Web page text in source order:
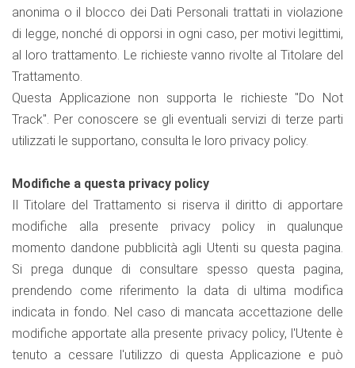
anonima o il blocco dei Dati Personali trattati in violazione
di legge, nonché di opporsi in ogni caso, per motivi legittimi,
al loro trattamento. Le richieste vanno rivolte al Titolare del
Trattamento.
Questa Applicazione non supporta le richieste "Do Not
Track". Per conoscere se gli eventuali servizi di terze parti
utilizzati le supportano, consulta le loro privacy policy.
Modifiche a questa privacy policy
Il Titolare del Trattamento si riserva il diritto di apportare
modifiche alla presente privacy policy in qualunque
momento dandone pubblicità agli Utenti su questa pagina.
Si prega dunque di consultare spesso questa pagina,
prendendo come riferimento la data di ultima modifica
indicata in fondo. Nel caso di mancata accettazione delle
modifiche apportate alla presente privacy policy, l'Utente è
tenuto a cessare l'utilizzo di questa Applicazione e può